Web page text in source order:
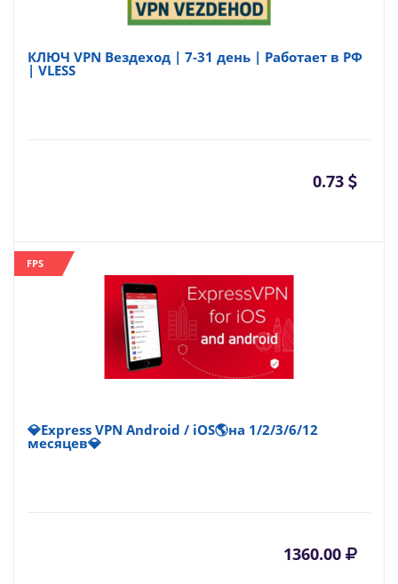
КЛЮЧ VPN Вездеход | 7-31 день | Работает в РФ
| VLESS
0.73
FPS
💎Express VPN Android / iOS🌎на 1/2/3/6/12
месяцев💎
1360.00